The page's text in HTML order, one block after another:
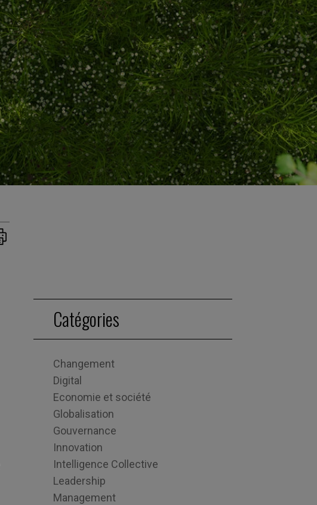
Catégories
Changement
Digital
Economie et société
Globalisation
Gouvernance
Innovation
Intelligence Collective
Leadership
Management